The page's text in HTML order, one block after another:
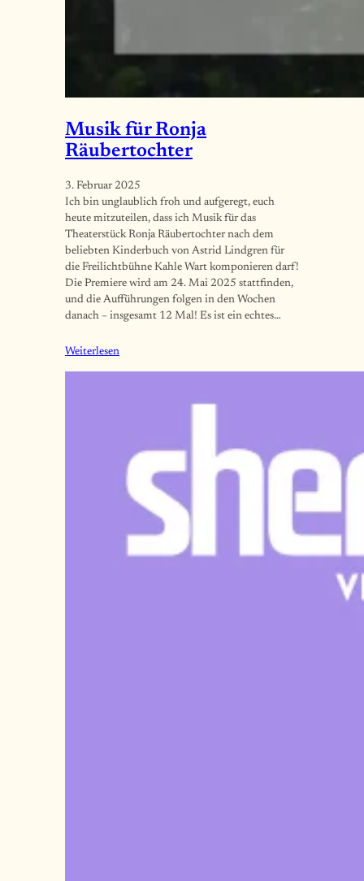
Musik für Ronja
Räubertochter
3. Februar 2025
Ich bin unglaublich froh und aufgeregt, euch
heute mitzuteilen, dass ich Musik für das
Theaterstück Ronja Räubertochter nach dem
beliebten Kinderbuch von Astrid Lindgren für
die Freilichtbühne Kahle Wart komponieren darf!
Die Premiere wird am 24. Mai 2025 stattfinden,
und die Aufführungen folgen in den Wochen
danach – insgesamt 12 Mal! Es ist ein echtes…
Weiterlesen